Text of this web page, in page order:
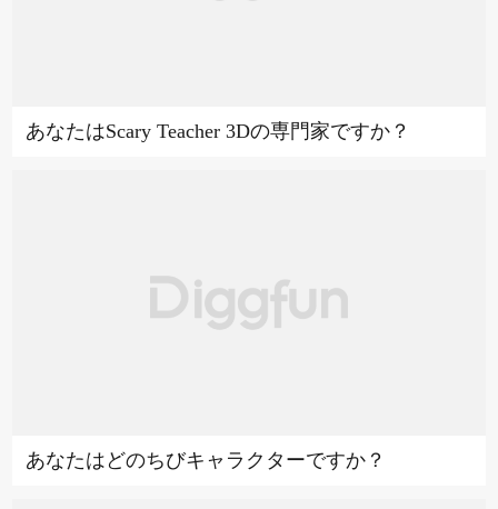
あなたはScary Teacher 3Dの専門家ですか？
あなたはどのちびキャラクターですか？